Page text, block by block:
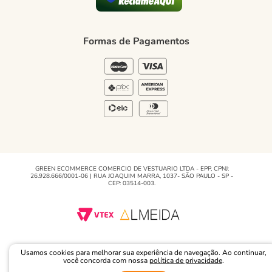
Usamos cookies para melhorar sua experiência de navegação. Ao continuar,
você concorda com nossa política de privacidade.
Formas de Pagamento
Regulamento e Promoções
Formas de Pagamentos
GREEN ECOMMERCE COMERCIO DE VESTUARIO LTDA - EPP, CPNJ:
26.928.666/0001-06 | RUA JOAQUIM MARRA, 1037- SÃO PAULO - SP -
CEP: 03514-003.